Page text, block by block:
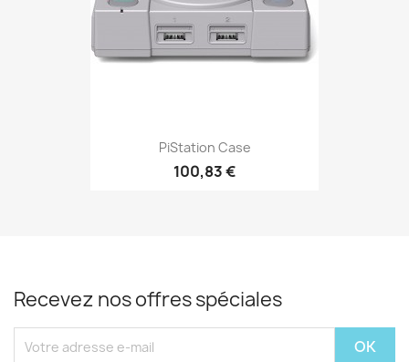
PiStation Case
100,83 €
Recevez nos offres spéciales